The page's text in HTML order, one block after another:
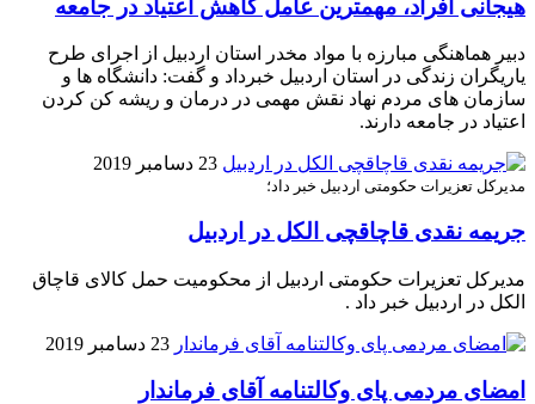
هیجانی افراد، مهمترین عامل کاهش اعتیاد در جامعه
دبیر هماهنگی مبارزه با مواد مخدر استان اردبیل از اجرای طرح
یاریگران زندگی در استان اردبیل خبرداد و گفت: دانشگاه ها و
سازمان های مردم نهاد نقش مهمی در درمان و ریشه کن کردن
اعتیاد در جامعه دارند.
23 دسامبر 2019
مدیرکل تعزیرات حکومتی اردبیل خبر داد؛
جریمه نقدی قاچاقچی الکل در اردبیل
مدیرکل تعزیرات حکومتی اردبیل از محکومیت حمل کالای قاچاق
الکل در اردبیل خبر داد .
23 دسامبر 2019
امضای مردمی پای وکالتنامه آقای فرماندار